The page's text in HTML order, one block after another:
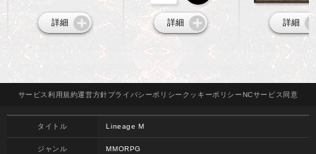
詳細 詳細 詳細
サービス 利用規約運営方針プライバシーポリシー クッキーポリシーNCサービス 同意
タイトル Lineage M
ジャンル MMORPG